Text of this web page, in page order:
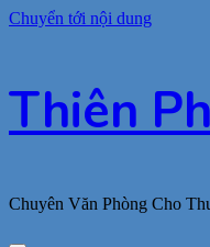
Chuyển tới nội dung
Thiên
Chuyên Văn Phòng Cho